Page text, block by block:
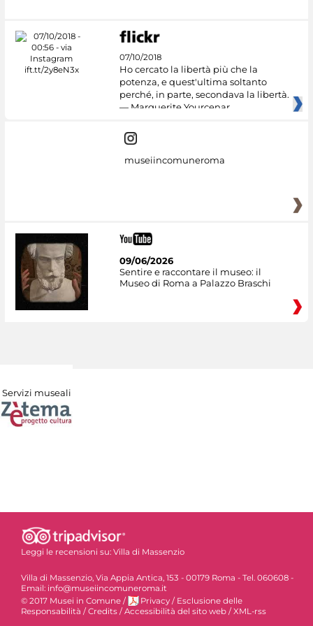
07/10/2018
Ho cercato la libertà più che la
potenza, e quest'ultima soltanto
perché, in parte, secondava la libertà.
— Marguerite Yourcenar
museiincomuneroma
09/06/2026
Sentire e raccontare il museo: il
Museo di Roma a Palazzo Braschi
Servizi museali
Leggi le recensioni su: Villa di Massenzio
Villa di Massenzio, Via Appia Antica, 153 - 00179 Roma - Tel. 060608 -
Email: info@museiincomuneroma.it
© 2017 Musei in Comune / Privacy / Esclusione delle
Responsabilità /Credits /Accessibilità del sito web /XML-rss